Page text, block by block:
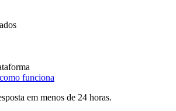
funciona
em menos de 24 horas.